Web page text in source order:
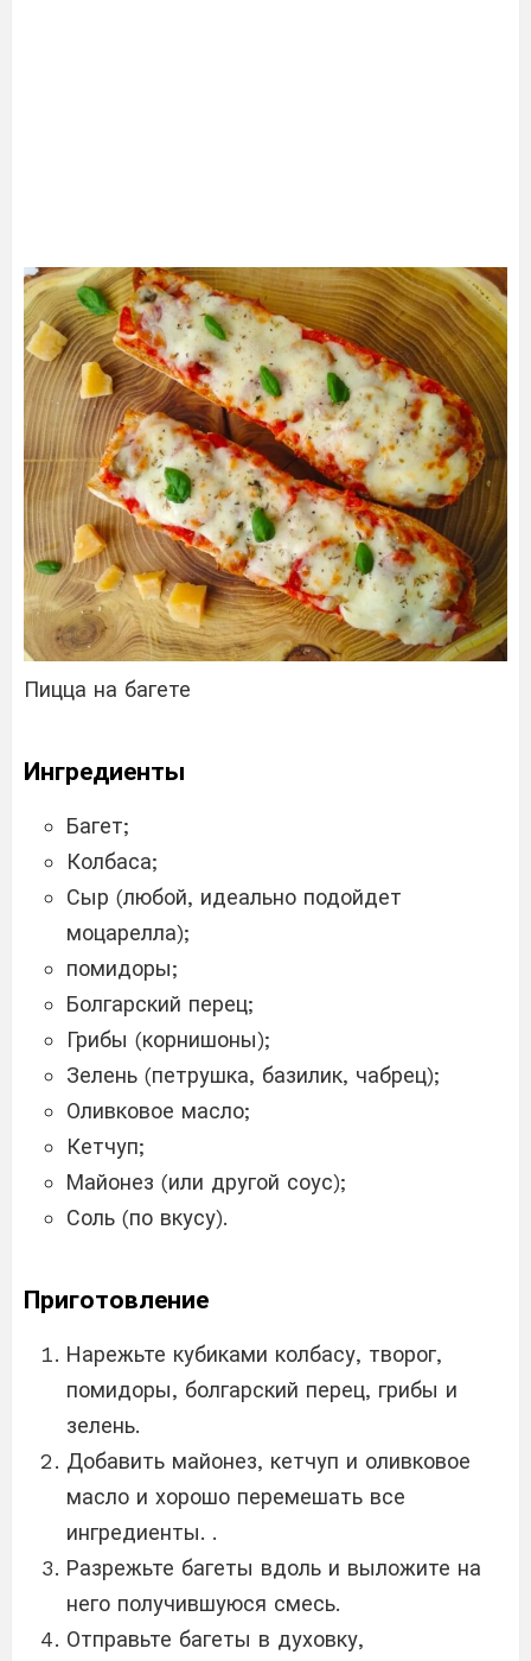
Пицца на багете
Ингредиенты
Багет;
Колбаса;
Сыр (любой, идеально подойдет
моцарелла);
помидоры;
Болгарский перец;
Грибы (корнишоны);
Зелень (петрушка, базилик, чабрец);
Оливковое масло;
Кетчуп;
Майонез (или другой соус);
Соль (по вкусу).
Приготовление
Нарежьте кубиками колбасу, творог,
помидоры, болгарский перец, грибы и
зелень.
Добавить майонез, кетчуп и оливковое
масло и хорошо перемешать все
ингредиенты. .
Разрежьте багеты вдоль и выложите на
него получившуюся смесь.
Отправьте багеты в духовку,